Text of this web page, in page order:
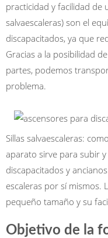
practicidad y facilidad de
salvaescaleras) son el
discapacitados, ya que
Gracias a la posibilidad
partes, podemos
problema.
Sillas salvaescaleras:
aparato sirve para subir
discapacitados y
escaleras por sí mismos.
pequeño tamaño y su
Objetivo de la